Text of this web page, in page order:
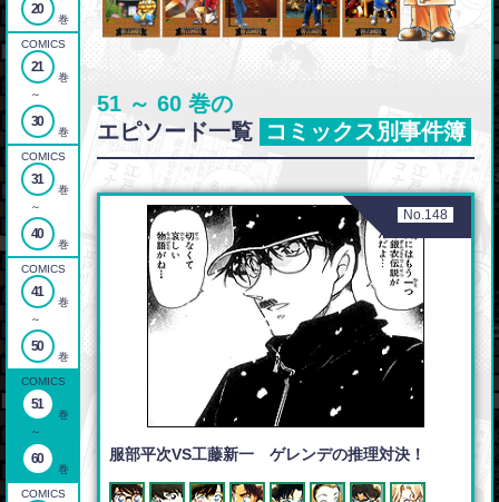
51 ～ 60 巻の
エピソード一覧
コミックス別事件簿
No.148
服部平次VS工藤新一 ゲレンデの推理対決！
20
巻
COMICS
21
巻
～
30
巻
COMICS
31
巻
～
40
巻
COMICS
41
巻
～
50
巻
COMICS
51
巻
～
60
巻
COMICS